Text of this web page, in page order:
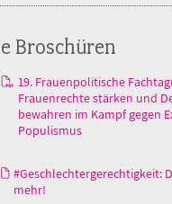
Broschüren
19. Frauenpolitische
Frauenrechte stärken und
bewahren im Kampf gegen
Populismus
#Geschlechtergerechtigkeit:
mehr!